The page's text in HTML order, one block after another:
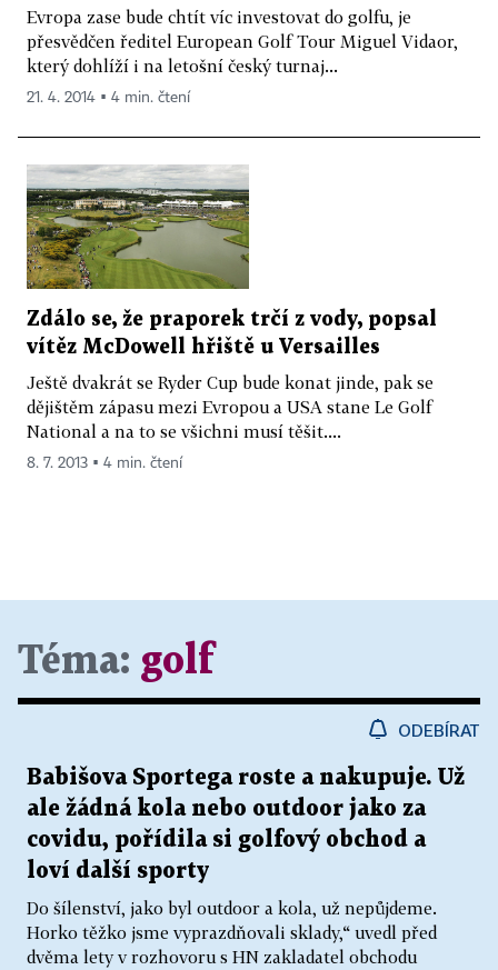
Evropa zase bude chtít víc investovat do golfu, je
přesvědčen ředitel European Golf Tour Miguel Vidaor,
který dohlíží i na letošní český turnaj...
21. 4. 2014 ▪ 4 min. čtení
Zdálo se, že praporek trčí z vody, popsal
vítěz McDowell hřiště u Versailles
Ještě dvakrát se Ryder Cup bude konat jinde, pak se
dějištěm zápasu mezi Evropou a USA stane Le Golf
National a na to se všichni musí těšit....
8. 7. 2013 ▪ 4 min. čtení
Téma: golf
ODEBÍRAT
Babišova Sportega roste a nakupuje. Už
ale žádná kola nebo outdoor jako za
covidu, pořídila si golfový obchod a
loví další sporty
Do šílenství, jako byl outdoor a kola, už nepůjdeme.
Horko těžko jsme vyprazdňovali sklady,“ uvedl před
dvěma lety v rozhovoru s HN zakladatel obchodu